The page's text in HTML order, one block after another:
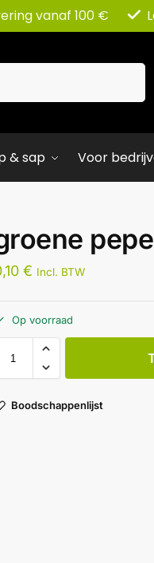
vanaf 100 €
& sap Voor
€ Incl. BTW
Op voorraad
Boodschappenlijst